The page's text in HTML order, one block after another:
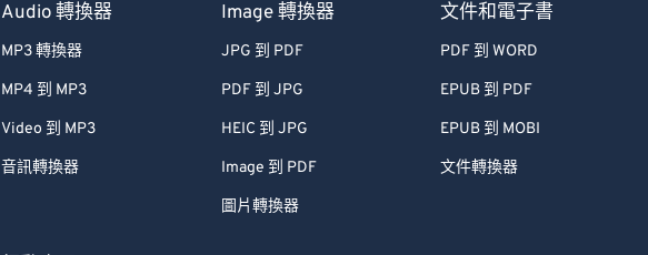
Audio 轉換器
MP3 轉換器
MP4 到 MP3
Video 到 MP3
音訊轉換器
Image 轉換器
JPG 到 PDF
PDF 到 JPG
HEIC 到 JPG
Image 到 PDF
圖片轉換器
文件和電子書
PDF 到 WORD
EPUB 到 PDF
EPUB 到 MOBI
文件轉換器